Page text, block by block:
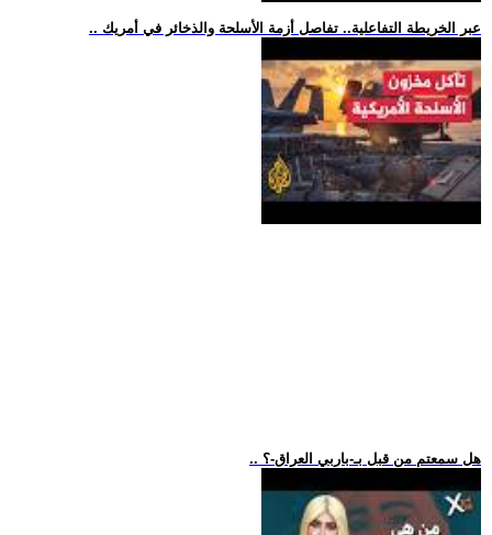
.. عبر الخريطة التفاعلية.. تفاصل أزمة الأسلحة والذخائر في أمريك
.. هل سمعتم من قبل بـ-باربي العراق-؟